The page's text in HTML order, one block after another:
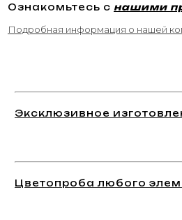
Ознакомьтесь с нашими
Подробная информация о нашей
Эксклюзивное
Цветопроба любого